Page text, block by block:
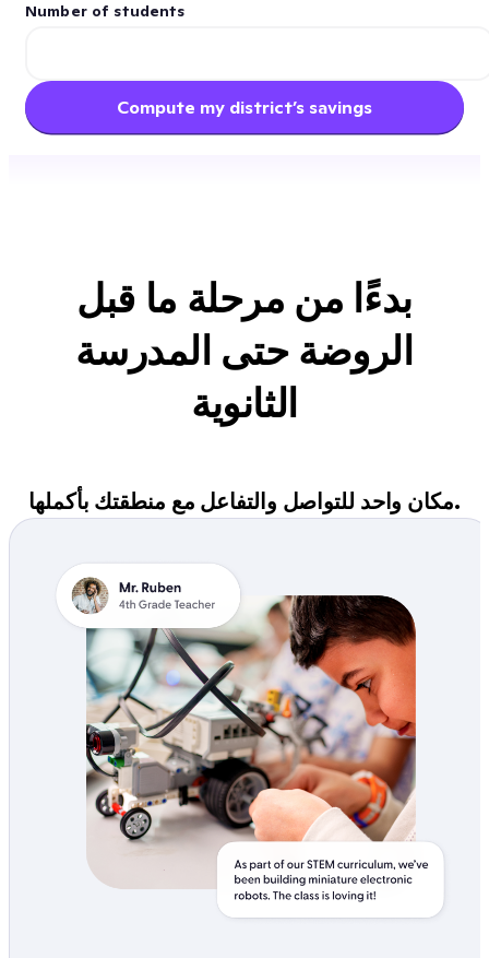
Number of students
Compute my district’s savings
بدءًا من مرحلة ما قبل
الروضة حتى المدرسة
الثانوية
مكان واحد للتواصل والتفاعل مع منطقتك بأكملها.